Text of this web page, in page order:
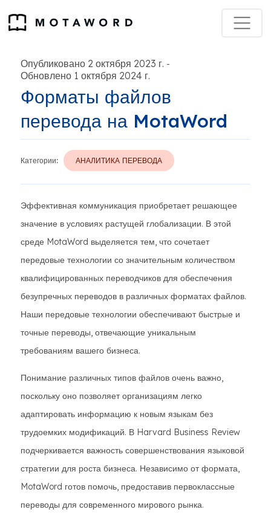
Опубликовано 2 октября 2023 г. -
Обновлено 1 октября 2024 г.
Форматы файлов
перевода на MotaWord
Категории: АНАЛИТИКА ПЕРЕВОДА
Эффективная коммуникация приобретает решающее
значение в условиях растущей глобализации. В этой
среде MotaWord выделяется тем, что сочетает
передовые технологии со значительным количеством
квалифицированных переводчиков для обеспечения
безупречных переводов в различных форматах файлов.
Наши передовые технологии обеспечивают быстрые и
точные переводы, отвечающие уникальным
требованиям вашего бизнеса.
Понимание различных типов файлов очень важно,
поскольку оно позволяет организациям легко
адаптировать информацию к новым языкам без
трудоемких модификаций. В Harvard Business Review
подчеркивается важность совершенствования языковой
стратегии для роста бизнеса. Независимо от формата,
MotaWord готов помочь, предоставив первоклассные
переводы для современного мирового рынка.